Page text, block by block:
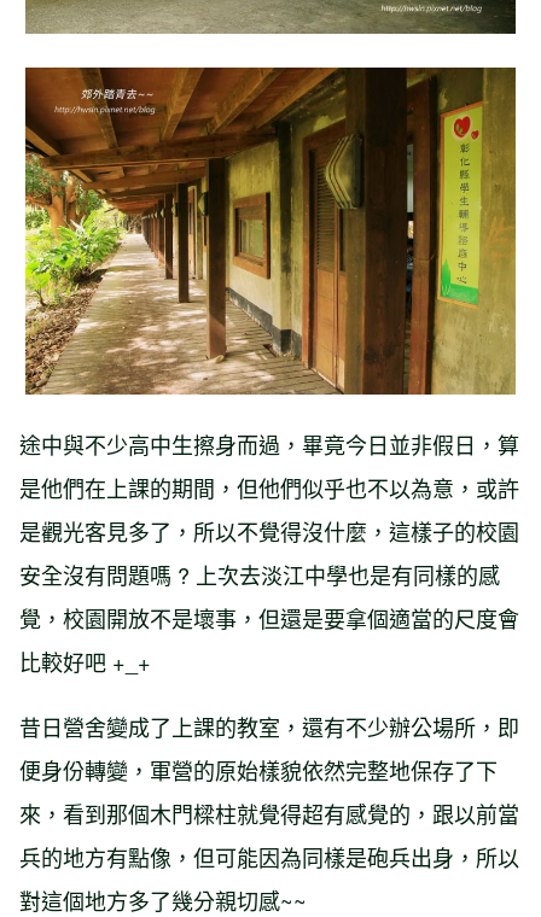
途中與不少高中生擦身而過，畢竟今日並非假日，算
是他們在上課的期間，但他們似乎也不以為意，或許
是觀光客見多了，所以不覺得沒什麼，這樣子的校園
安全沒有問題嗎 ? 上次去淡江中學也是有同樣的感
覺，校園開放不是壞事，但還是要拿個適當的尺度會
比較好吧 +_+
昔日營舍變成了上課的教室，還有不少辦公場所，即
便身份轉變，軍營的原始樣貌依然完整地保存了下
來，看到那個木門樑柱就覺得超有感覺的，跟以前當
兵的地方有點像，但可能因為同樣是砲兵出身，所以
對這個地方多了幾分親切感~~